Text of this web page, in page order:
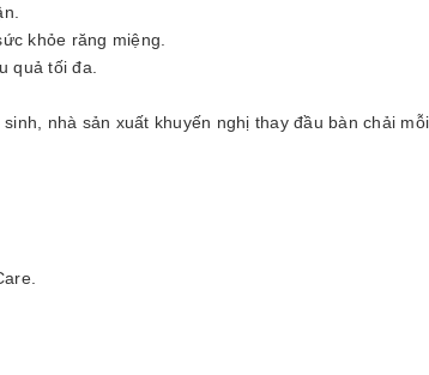
khỏe răng miệng.
quả tối đa.
nhà sản xuất khuyến nghị thay đầu bàn chải